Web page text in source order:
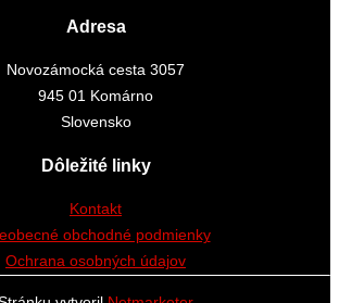
Adresa
Novozámocká cesta 3057
945 01 Komárno
Slovensko
Dôležité linky
Kontakt
obchodné podmienky
Ochrana osobných údajov